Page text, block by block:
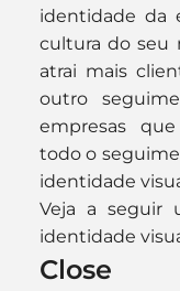
identidade da
cultura do seu
atrai mais
outro
empresas
todo o
identidade
Veja a seguir
identidade
Close